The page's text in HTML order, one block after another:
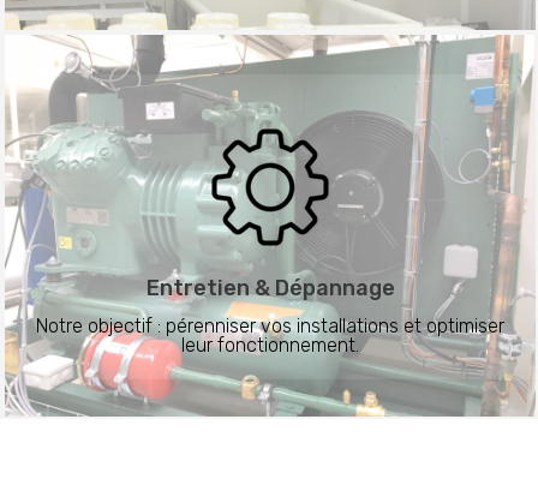
Entretien & Dépannage
Notre objectif : pérenniser vos installations et optimiser
leur fonctionnement.